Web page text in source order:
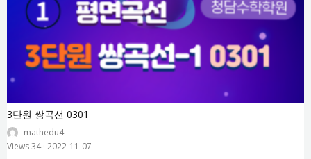
3단원 쌍곡선 0301
mathedu4
Views 34 · 2022-11-07